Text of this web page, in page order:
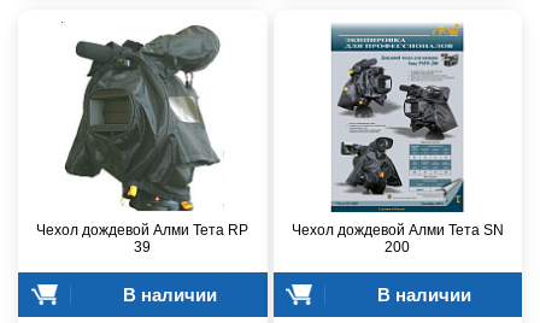
Чехол дождевой Алми Тета RP
39
В наличии
Чехол дождевой Алми Тета SN
200
В наличии